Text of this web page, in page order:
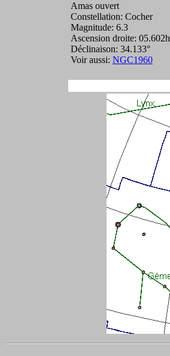
Amas ouvert
Constellation: Cocher
Magnitude: 6.3
Ascension droite: 05.602h
Déclinaison: 34.133°
Voir aussi: NGC1960